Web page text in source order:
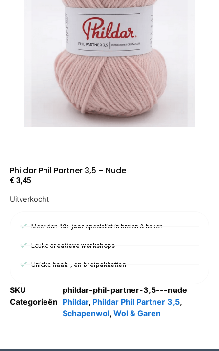
Phildar Phil Partner 3,5 – Nude
€ 3,45
Uitverkocht
Meer dan 10+ jaar specialist in breien & haken
Leuke creatieve workshops
Uniekehaak-, en breipakketten
SKU
phildar-phil-partner-3,5---nude
Categorieën Phildar, Phildar Phil Partner 3,5,
Schapenwol, Wol & Garen